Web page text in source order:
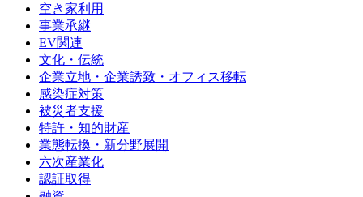
空き家利用
事業承継
EV関連
文化・伝統
企業立地・企業誘致・オフィス移転
感染症対策
被災者支援
特許・知的財産
業態転換・新分野展開
六次産業化
認証取得